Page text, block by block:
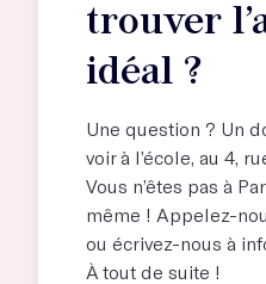
trouver
idéal ?
Une question ? Un
voir à l’école, au 4,
Vous n’êtes pas à
même ! Appelez-
ou écrivez-nous à
À tout de suite !